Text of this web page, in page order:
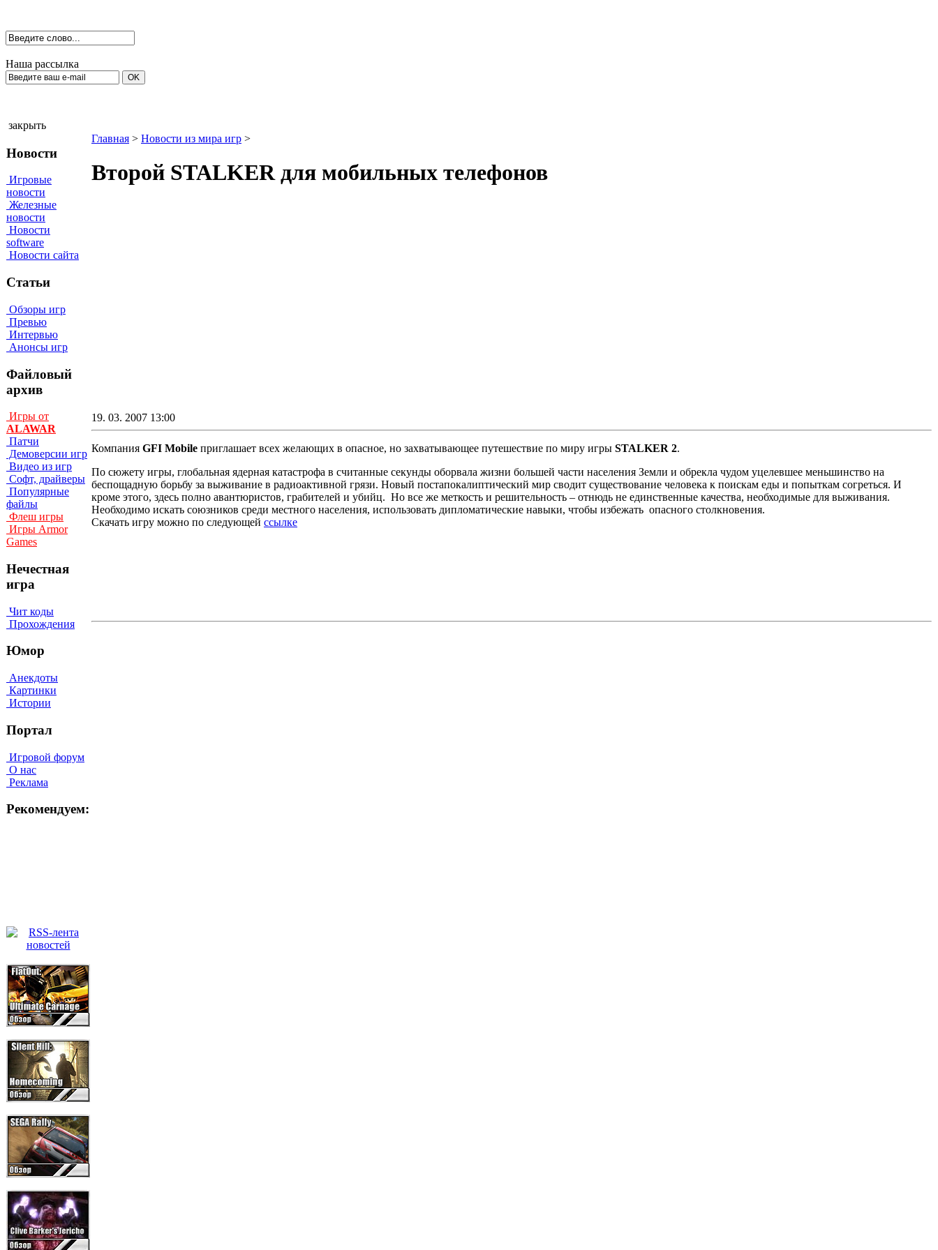
Наша рассылка
закрыть
Новости
Игровые
новости
Железные
новости
Новости
software
Новости сайта
Статьи
Обзоры игр
Превью
Интервью
Анонсы игр
Файловый
архив
Игры от
ALAWAR
Патчи
Демоверсии игр
Видео из игр
Софт, драйверы
Популярные
файлы
Флеш игры
Игры Armor
Games
Нечестная
игра
Чит коды
Прохождения
Юмор
Анекдоты
Картинки
Истории
Портал
Игровой форум
О нас
Реклама
Рекомендуем:
Главная > Новости из мира игр >
Второй STALKER для мобильных телефонов
19. 03. 2007 13:00
Компания GFI Mobile приглашает всех желающих в опасное, но захватывающее путешествие по миру игры STALKER 2.
По сюжету игры, глобальная ядерная катастрофа в считанные секунды оборвала жизни большей части населения Земли и обрекла чудом уцелевшее меньшинство на
беспощадную борьбу за выживание в радиоактивной грязи. Новый постапокалиптический мир сводит существование человека к поискам еды и попыткам согреться. И
кроме этого, здесь полно авантюристов, грабителей и убийц. Но все же меткость и решительность – отнюдь не единственные качества, необходимые для выживания.
Необходимо искать союзников среди местного населения, использовать дипломатические навыки, чтобы избежать опасного столкновения.
Скачать игру можно по следующей ссылке